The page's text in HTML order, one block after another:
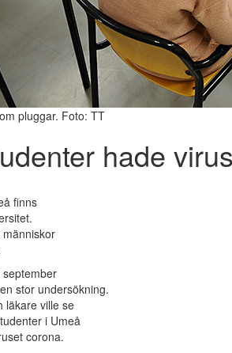
pluggar. Foto: TT
hade
finns
september
stor undersökning.
läkare ville se
i Umeå
corona.